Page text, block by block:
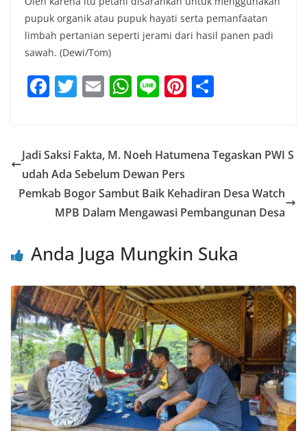
pupuk organik atau pupuk hayati serta pemanfaatan
limbah pertanian seperti jerami dari hasil panen padi
sawah. (Dewi/Tom)
F
e
b
o
o
T
er
E
l
W
s
A
p
p
Li Pi
e e
Jadi Saksi Fakta, M. Noeh Hatumena Tegaskan PWI S
udah Ada Sebelum Dewan Pers
Pemkab Bogor Sambut Baik Kehadiran Desa Watch
MPB Dalam Mengawasi Pembangunan Desa
Anda Juga Mungkin Suka